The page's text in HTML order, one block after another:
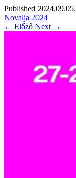
Published 2024.09.05.
Novalja 2024
← Előző Next →